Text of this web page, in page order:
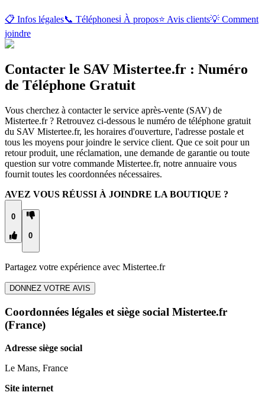
📋 Infos légales📞 Téléphonesℹ️ À propos⭐ Avis clients💡 Comment
joindre
Contacter le SAV Mistertee.fr : Numéro
de Téléphone Gratuit
Vous cherchez à contacter le service après-vente (SAV) de
Mistertee.fr ? Retrouvez ci-dessous le numéro de téléphone gratuit
du SAV Mistertee.fr, les horaires d'ouverture, l'adresse postale et
tous les moyens pour joindre le service client. Que ce soit pour un
retour produit, une réclamation, une demande de garantie ou toute
question sur votre commande Mistertee.fr, notre annuaire vous
fournit toutes les coordonnées nécessaires.
AVEZ VOUS RÉUSSI À JOINDRE LA BOUTIQUE ?
0
0
Partagez votre expérience avec Mistertee.fr
DONNEZ VOTRE AVIS
Coordonnées légales et siège social Mistertee.fr
(France)
Adresse siège social
Le Mans, France
Site internet